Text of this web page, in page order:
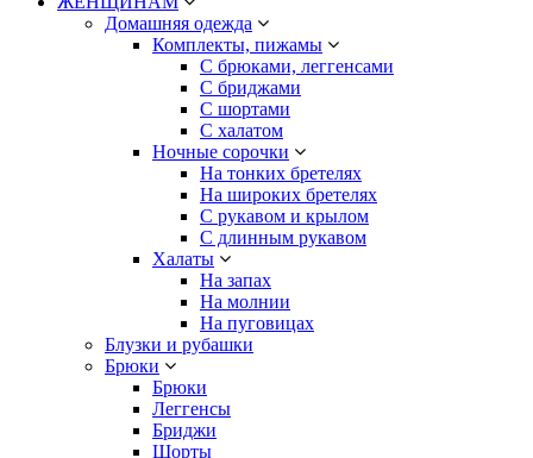
Домашняя одежда
Комплекты, пижамы
С брюками, леггенсами
С бриджами
С шортами
С халатом
Ночные сорочки
На тонких бретелях
На широких бретелях
С рукавом и крылом
С длинным рукавом
Халаты
На запах
На молнии
На пуговицах
Блузки и рубашки
Брюки
Брюки
Леггенсы
Бриджи
Шорты